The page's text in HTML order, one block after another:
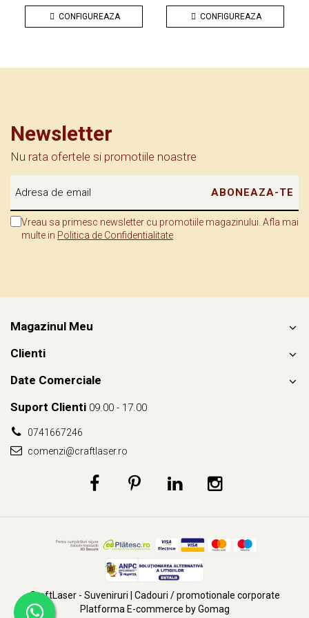
Compozitie: lemn stratificat
CONFIGUREAZA CONFIGUREAZA
Newsletter
Nu rata ofertele si promotiile noastre
Vreau sa primesc newsletter cu promotiile magazinului. Afla mai
multe in Politica de Confidentialitate
Magazinul Meu
Clienti
Date Comerciale
Suport Clienti 09.00 - 17.00
0741667246
comenzi@craftlaser.ro
CraftLaser - Suveniruri | Cadouri / promotionale corporate
Platforma E-commerce by Gomag